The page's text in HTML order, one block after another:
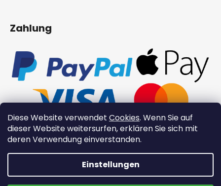
Diese Website verwendet Cookies. Wenn Sie auf
dieser Website weitersurfen, erklären Sie sich mit
deren Verwendung einverstanden.
Einstellungen
Zahlung